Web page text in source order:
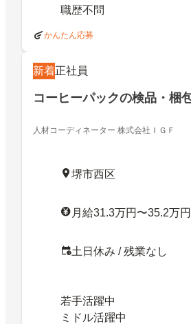
職歴不問
かんたん応募
新着正社員
コーヒーパックの検品・梱
人材コーディネーター 株式会社ＩＧＦ
堺市西区
月給31.3万円〜35.2万円
土日休み / 残業なし
若手活躍中
ミドル活躍中